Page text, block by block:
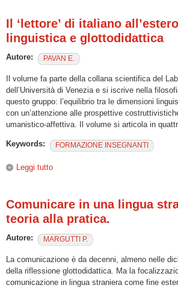
Il ‘lettore’ di italiano
linguistica e glottodidattica
Autore: PAVAN E.
Il volume fa parte della collana scientifica del
dell’Università di Venezia e si iscrive nella
questo gruppo: l’equilibrio tra le dimensioni
con un’attenzione alle prospettive
umanistico-affettiva. Il volume si articola in
Keywords: FORMAZIONE INSEGNANTI
Leggi tutto
Comunicare in una lingua
teoria alla pratica.
Autore: MARGUTTI P.
La comunicazione è da decenni, almeno nelle
della riflessione glottodidattica. Ma la
comunicazione in lingua straniera come fine